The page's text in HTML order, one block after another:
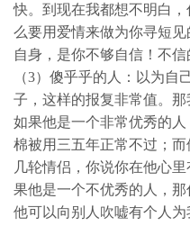
快。到现在我都想不明白
么要用爱情来做为你寻短
自身，是你不够自信！不
（3）傻乎乎的人：以为
子，这样的报复非常值。那
如果他是一个非常优秀的
棉被用三五年正常不过；
几轮情侣，你说你在他心
果他是一个不优秀的人，
他可以向别人吹嘘有个人为